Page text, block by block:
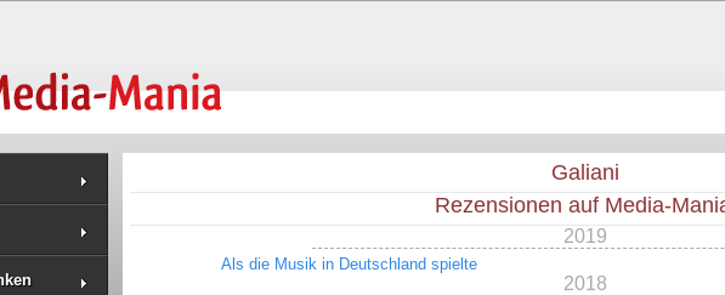
Galiani
Rezensionen auf Media-
2019
Als die Musik in Deutschland spielte
2018